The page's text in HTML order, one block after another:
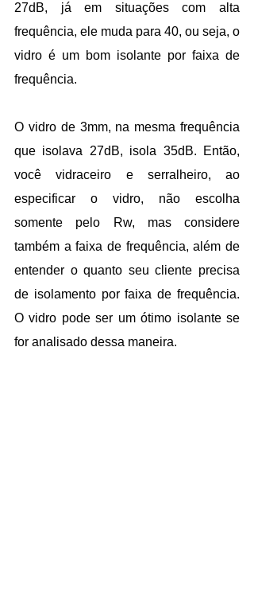
27dB, já em situações com alta
frequência, ele muda para 40, ou seja, o
vidro é um bom isolante por faixa de
frequência.
O vidro de 3mm, na mesma frequência
que isolava 27dB, isola 35dB. Então,
você vidraceiro e serralheiro, ao
especificar o vidro, não escolha
somente pelo Rw, mas considere
também a faixa de frequência, além de
entender o quanto seu cliente precisa
de isolamento por faixa de frequência.
O vidro pode ser um ótimo isolante se
for analisado dessa maneira.